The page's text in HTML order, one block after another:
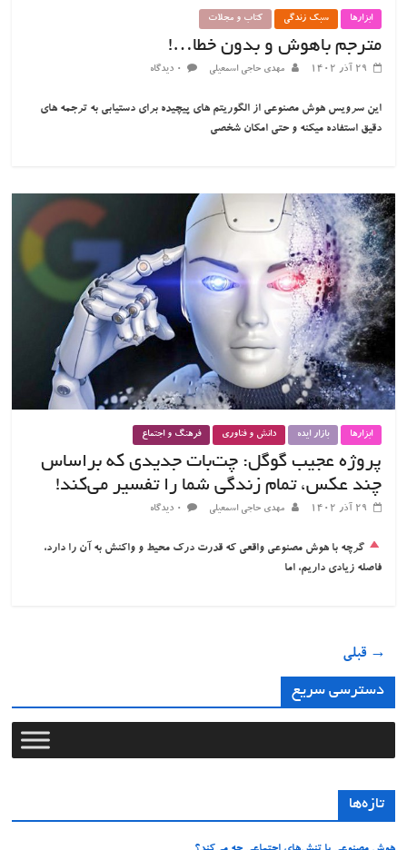
ابزارها سبک زندگی کتاب و مجلات
مترجم باهوش و بدون خطا…!
۲۹ آذر ۱۴۰۲ مهدی حاجی اسمعیلی ۰ دیدگاه
این سرویس هوش مصنوعی از الگوریتم های پیچیده برای دستیابی به ترجمه های
دقیق استفاده میکنه و حتی امکان شخصی
ابزارها بازار ایده دانش و فناوری فرهنگ و اجتماع
پروژه عجیب گوگل: چت‌بات جدیدی که براساس
چند عکس، تمام زندگی شما را تفسیر می‌کند!
۲۹ آذر ۱۴۰۲ مهدی حاجی اسمعیلی ۰ دیدگاه
گرچه با هوش مصنوعی واقعی که قدرت درک محیط و واکنش به آن را دارد،
فاصله زیادی داریم، اما
→ قبلی
دسترسی سریع
تازه‌ها